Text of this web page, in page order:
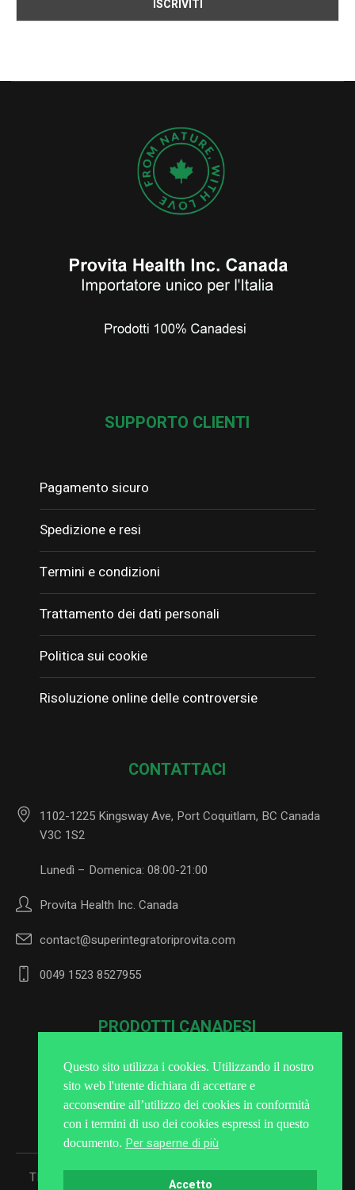
SUPPORTO CLIENTI
Pagamento sicuro
Spedizione e resi
Termini e condizioni
Trattamento dei dati personali
Politica sui cookie
Risoluzione online delle controversie
CONTATTACI
1102-1225 Kingsway Ave, Port Coquitlam, BC Canada
V3C 1S2
Lunedì – Domenica: 08:00-21:00
Provita Health Inc. Canada
contact@superintegratoriprovita.com
0049 1523 8527955
PRODOTTI CANADESI
Iscriviti alla Newsletter
TRATTAMENTO DEI DATI PERSONALI
Questo sito utilizza i cookies. Utilizzando il nostro
sito web l'utente dichiara di accettare e
acconsentire all’utilizzo dei cookies in conformità
con i termini di uso dei cookies espressi in questo
documento. Per saperne di più
Accetto